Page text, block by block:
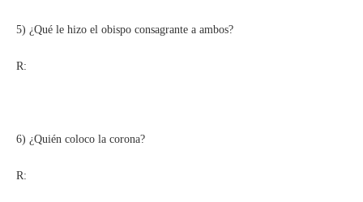
5) ¿Qué le hizo el obispo consagrante a ambos?
R:
6) ¿Quién coloco la corona?
R: